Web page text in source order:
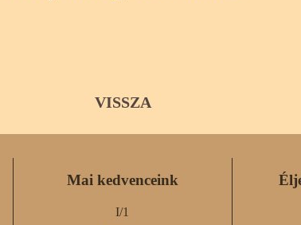
VISSZA
Mai kedvenceink
I/1